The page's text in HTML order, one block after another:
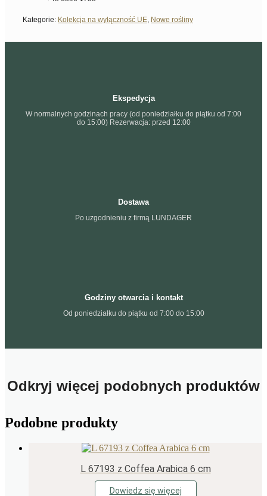
Kategorie: Kolekcja na wyłączność UE Nowe rośliny
Ekspedycja
W normalnych godzinach pracy (od poniedziałku do piątku od 7:00
do 15:00) Rezerwacja: przed 12:00
Dostawa
Po uzgodnieniu z firmą LUNDAGER
Godziny otwarcia i kontakt
Od poniedziałku do piątku od 7:00 do 15:00
Odkryj więcej podobnych produktów
Podobne produkty
L 67193 z Coffea Arabica 6 cm
Dowiedz się więcej